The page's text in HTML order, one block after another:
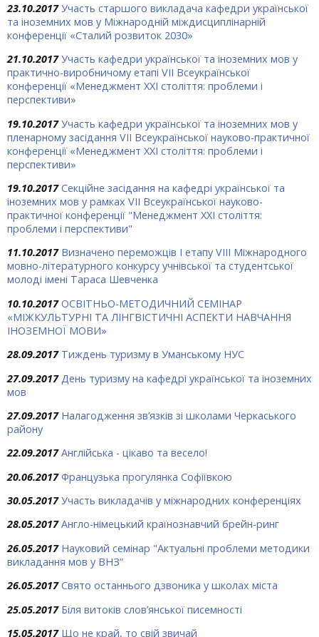
23.10.2017 Участь старшого викладача кафедри української
та іноземних мов у Міжнародній міждисциплінарній
конференції «Сталий розвиток 2030»
21.10.2017 Участь кафедри української та іноземних мов у
практично-виробничому етапі VII Всеукраїнської
конференції «Менеджмент ХХІ століття: проблеми і
перспективи»
19.10.2017 Участь кафедри української та іноземних мов у
пленарному засідання VII Всеукраїнської науково-практичної
конференції «Менеджмент ХХІ століття: проблеми і
перспективи»
19.10.2017 Секційне засідання на кафедрі української та
іноземних мов у рамках VІІ Всеукраїнської науково-
практичної конференції "Менеджмент ХХІ століття:
проблеми і перспективи"
11.10.2017 Визначено переможців І етапу VIII Міжнародного
мовно-літературного конкурсу учнівської та студентської
молоді імені Тараса Шевченка
10.10.2017 ОСВІТНЬО-МЕТОДИЧНИЙ СЕМІНАР
«МІЖКУЛЬТУРНІ ТА ЛІНГВІСТИЧНІ АСПЕКТИ НАВЧАННЯ
ІНОЗЕМНОЇ МОВИ»
28.09.2017 Тиждень туризму в Уманському НУС
27.09.2017 День туризму на кафедрі української та іноземних
мов
27.09.2017 Налагодження зв’язків зі школами Черкаського
району
22.09.2017 Англійська - цікаво та весело!
20.06.2017 Французька прогулянка Софіївкою
30.05.2017 Участь викладачів у міжнародних конференціях
28.05.2017 Англо-німецький країнознавчий брейн-ринг
26.05.2017 Науковий семінар "Актуальні проблеми методики
викладання мов у ВНЗ”
26.05.2017 Свято останнього дзвоника у школах міста
25.05.2017 Біля витоків слов’янської писемності
15.05.2017 Що не край, то свій звичай